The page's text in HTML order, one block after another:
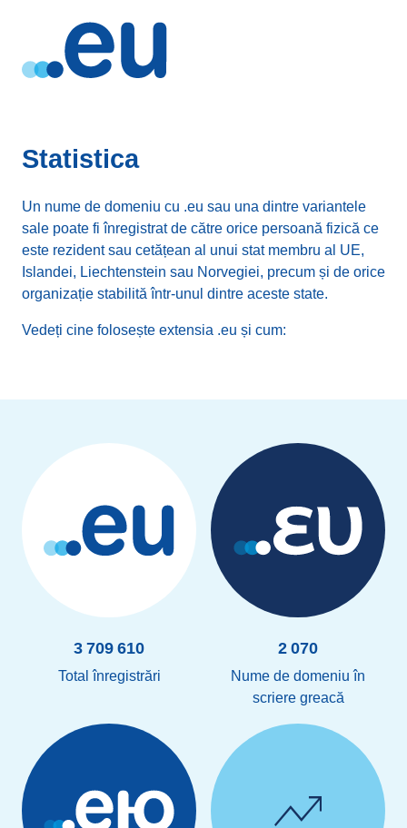
Statistica
Un nume de domeniu cu .eu sau una dintre variantele
sale poate fi înregistrat de către orice persoană fizică ce
este rezident sau cetățean al unui stat membru al UE,
Islandei, Liechtenstein sau Norvegiei, precum și de orice
organizație stabilită într-unul dintre aceste state.
Vedeți cine folosește extensia .eu și cum:
3 709 610
Total înregistrări
2 070
Nume de domeniu în
scriere greacă